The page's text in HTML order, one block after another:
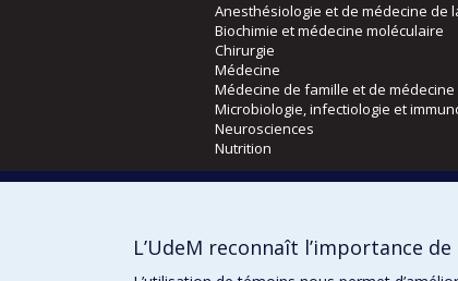
Anesthésiologie et de médecine de
Biochimie et médecine moléculaire
Chirurgie
Médecine
Médecine de famille et de médecine
Microbiologie, infectiologie et
Neurosciences
Nutrition
Orthophonie et audiologie
L’UdeM reconnaît l’importance